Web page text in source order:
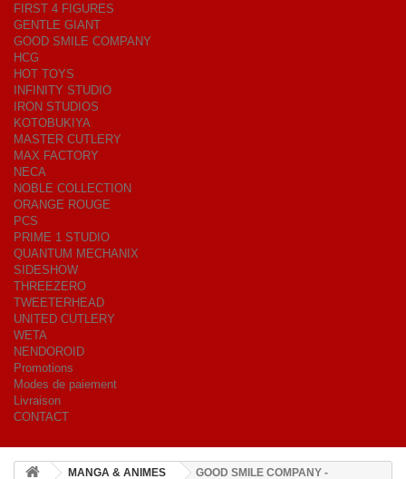
FIRST 4 FIGURES
GENTLE GIANT
GOOD SMILE COMPANY
HCG
HOT TOYS
INFINITY STUDIO
IRON STUDIOS
KOTOBUKIYA
MASTER CUTLERY
MAX FACTORY
NECA
NOBLE COLLECTION
ORANGE ROUGE
PCS
PRIME 1 STUDIO
QUANTUM MECHANIX
SIDESHOW
THREEZERO
TWEETERHEAD
UNITED CUTLERY
WETA
NENDOROID
Promotions
Modes de paiement
Livraison
CONTACT
MANGA & ANIMES GOOD SMILE COMPANY -